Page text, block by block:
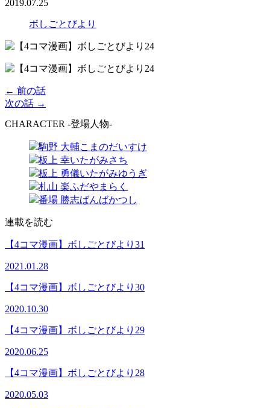
2019.07.25
ボしごとびより
← 前の話
次の話 →
CHARACTER -登場人物-
駒野 大輔こまのだいすけ
板上 幸いたがみさち
板上 勇儀いたがみゆうぎ
札山 楽ふだやまらく
番場 勝志ばんばかつし
連載を読む
【4コマ漫画】ボしごとびより31
2021.01.28
【4コマ漫画】ボしごとびより30
2020.10.30
【4コマ漫画】ボしごとびより29
2020.06.25
【4コマ漫画】ボしごとびより28
2020.05.03